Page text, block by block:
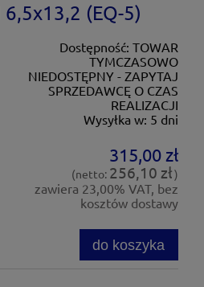
(EQ-5)
Dostępność: TOWAR
TYMCZASOWO
NIEDOSTĘPNY - ZAPYTAJ
SPRZEDAWCĘ O CZAS
REALIZACJI
Wysyłka w: 5 dni
315,00 zł
(netto: 256,10 zł)
zawiera 23,00% VAT, bez
kosztów dostawy
do koszyka